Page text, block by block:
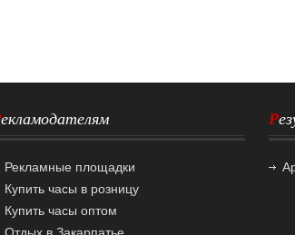
Рекламодателям
Рекламные площадки
Купить часы в розницу
Купить часы оптом